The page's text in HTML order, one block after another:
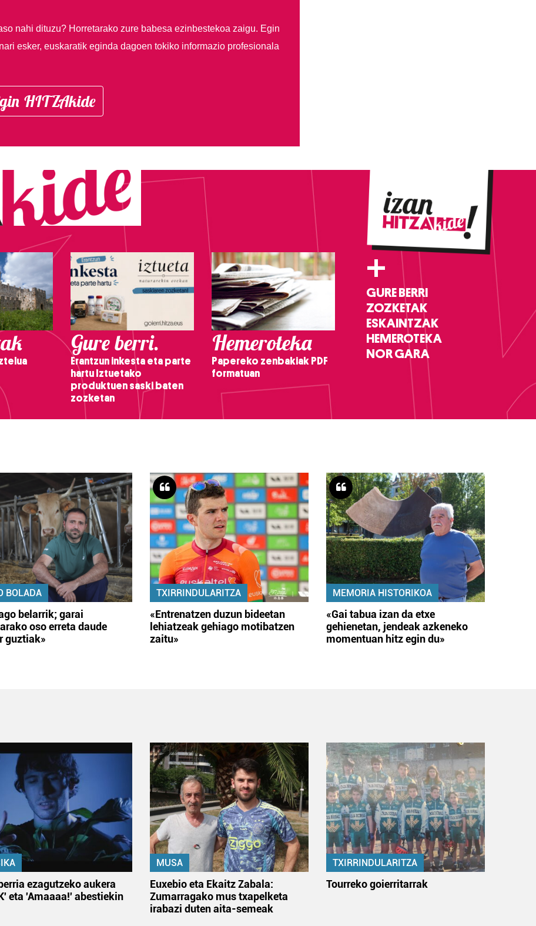
nahi dituzu? Horretarako zure babesa ezinbestekoa zaigu. Egin
esker, euskaratik eginda dagoen tokiko informazio profesionala
HITZAkide
Gure berri.
Erantzun inkesta eta parte
hartu Iztuetako
produktuen saski baten
zozketan
Hemeroteka
Papereko zenbakiak PDF
formatuan
+
GURE BERRI
ZOZKETAK
ESKAINTZAK
HEMEROTEKA
NOR GARA
BOLADA
belarrik; garai
oso erreta daude
guztiak»
TXIRRINDULARITZA
«Entrenatzen duzun bideetan
lehiatzeak gehiago motibatzen
zaitu»
MEMORIA HISTORIKOA
«Gai tabua izan da etxe
gehienetan, jendeak azkeneko
momentuan hitz egin du»
ezagutzeko aukera
eta 'Amaaaa!' abestiekin
MUSA
Euxebio eta Ekaitz Zabala:
Zumarragako mus txapelketa
irabazi duten aita-semeak
TXIRRINDULARITZA
Tourreko goierritarrak